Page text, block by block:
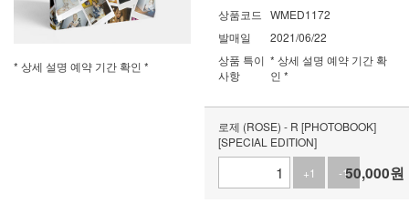
* 상세 설명 예약 기간 확인 *
상품코드
WMED1172
발매일
2021/06/22
상품 특이
사항
* 상세 설명 예약 기간 확
인 *
로제 (ROSE) - R [PHOTOBOOK]
[SPECIAL EDITION]
+1
-150,000원